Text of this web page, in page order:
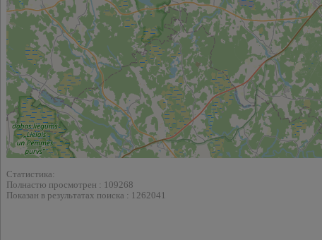
Статистика:
Полнастю просмотрен : 109268
Показан в результатах поиска : 1262041